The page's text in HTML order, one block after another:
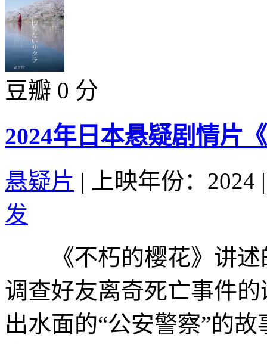
豆瓣 0 分
2024年日本悬疑剧情片
悬疑片 | 上映年份：2024 |
发
《不朽的樱花》讲述
调查好友离奇死亡事件
出水面的“公安警察”的